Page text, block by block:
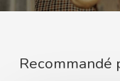
Recommandé